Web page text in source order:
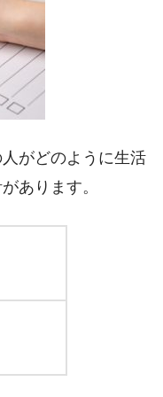
がどのように生活
あります。